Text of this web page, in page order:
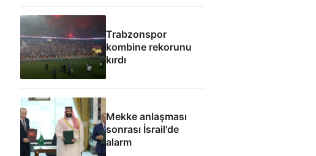
yapıyorsunuz
Trabzonspor
kombine rekorunu
kırdı
Mekke anlaşması
sonrası İsrail'de
alarm